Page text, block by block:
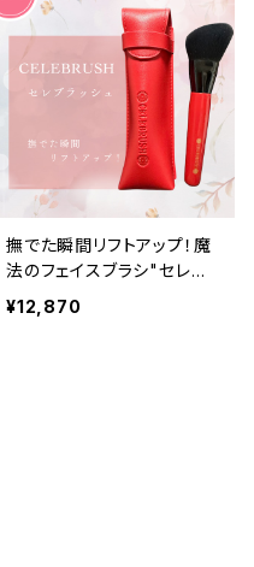
撫でた瞬間リフトアップ！魔
法のフェイスブラシ"セレブ
ラシ"
¥12,870